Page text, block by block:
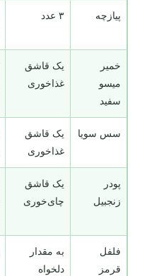
پیازچه ۳ عدد
خمیر
میسو
سفید
یک قاشق
غذاخوری
سس سویا
یک قاشق
غذاخوری
پودر
زنجبیل
یک قاشق
چای‌خوری
فلفل
قرمز
به مقدار
دلخواه